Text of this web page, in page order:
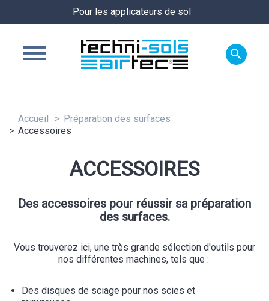
Pour les applicateurs de sol

Accueil
Préparation des surfaces
Accessoires
ACCESSOIRES
Des accessoires pour réussir sa préparation
des surfaces.
Vous trouverez ici, une très grande sélection d'outils pour
nos différentes machines, tels que :
Des disques de sciage pour nos scies et